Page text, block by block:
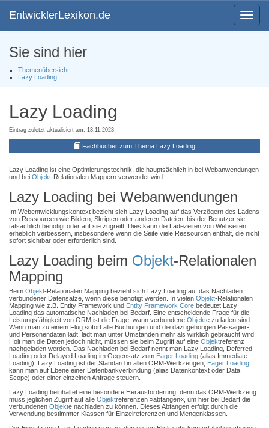
Toggle
EntwicklerLexikon.de
Sie sind hier
Themenübersicht
Lazy Loading
Lazy Loading
Eintrag zuletzt aktualisiert am: 13.11.2023
Fachbücher zum Thema Lazy Loading
Lazy Loading ist eine Optimierungstechnik, die hauptsächlich in bei Webanwendungen
und bei Objekt-Relationalen Mappern verwendet wird.
Lazy Loading bei Webanwendungen
Im Webentwicklungskontext bezieht sich Lazy Loading auf das Verzögern des Ladens
von Ressourcen wie Bildern, Skripten oder anderen Dateien, bis der Benutzer sie
tatsächlich benötigt oder auf sie zugreift. Dies kann die Ladezeiten von Webseiten
erheblich verbessern, insbesondere wenn die Seite viele Ressourcen enthält, die nicht
sofort sichtbar oder erforderlich sind.
Lazy Loading beim Objekt-Relationalen
Mapping
Beim Objekt-Relationalen Mapping bezieht sich Lazy Loading auf das Nachladen
verbundener Datensätze, wenn diese benötigt werden. In vielen Objekt-Relationalen
Mapping wie z.B. Entity Framework und Entity Framework Core bedeutet Lazy
Loading das automatische Nachladen bei Bedarf. Eine entscheidende Frage für die
Leistungsfähigkeit von ORM ist die Frage, wann verbundene Objekte zu laden sind.
Wenn man zu einem Flug sofort alle Buchungen und die dazugehörigen Passagier-
und Personendaten lädt, lädt man unter Umständen mehr als wirklich gebraucht wird.
Holt man die Daten jedoch nicht, müssen sie beim Zugriff auf eine Objektreferenz
nachgeladen werden. Das Nachladen bei Bedarf nennt man Lazy Loading, Deferred
Loading oder Delayed Loading im Gegensatz zum Eager Loading (alias Immediate
Loading). Lazy Loading ist der Standard in allen ORM-Werkzeugen, Eager Loading
kann man auf Ebene einer Datenbankverbindung (alias Datenkontext oder Data
Scope) oder einer einzelnen Anfrage steuern.
Lazy Loading beinhaltet eine besondere Herausforderung, denn das ORM-Werkzeug
muss jeglichen Zugriff auf alle Objektreferenzen »abfangen«, um hier bei Bedarf die
verbundenen Objekte nachladen zu können. Dieses Abfangen erfolgt durch die
Verwendung bestimmter Klassen für Einzelreferenzen und Mengenklassen.